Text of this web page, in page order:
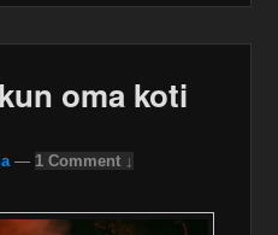
oma koti
— 1 Comment ↓